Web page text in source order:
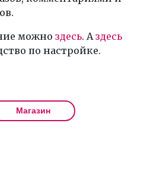
можно здесь. Аздесь
по настройке.
Магазин